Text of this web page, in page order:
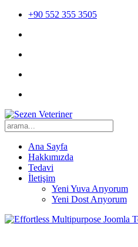
+90 552 355 3505
Ana Sayfa
Hakkımızda
Tedavi
İletişim
Yeni Yuva Arıyorum
Yeni Dost Arıyorum